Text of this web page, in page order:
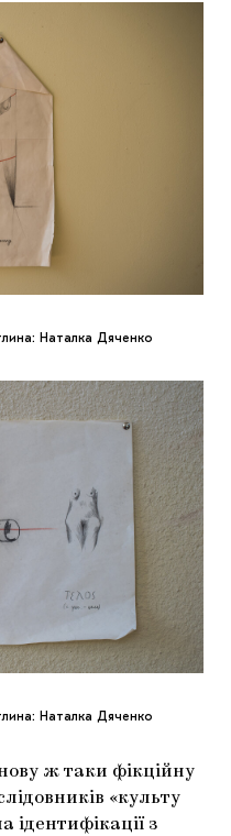
Наталка Дяченко
Наталка Дяченко
ж таки фікційну
«культу
ідентифікації з